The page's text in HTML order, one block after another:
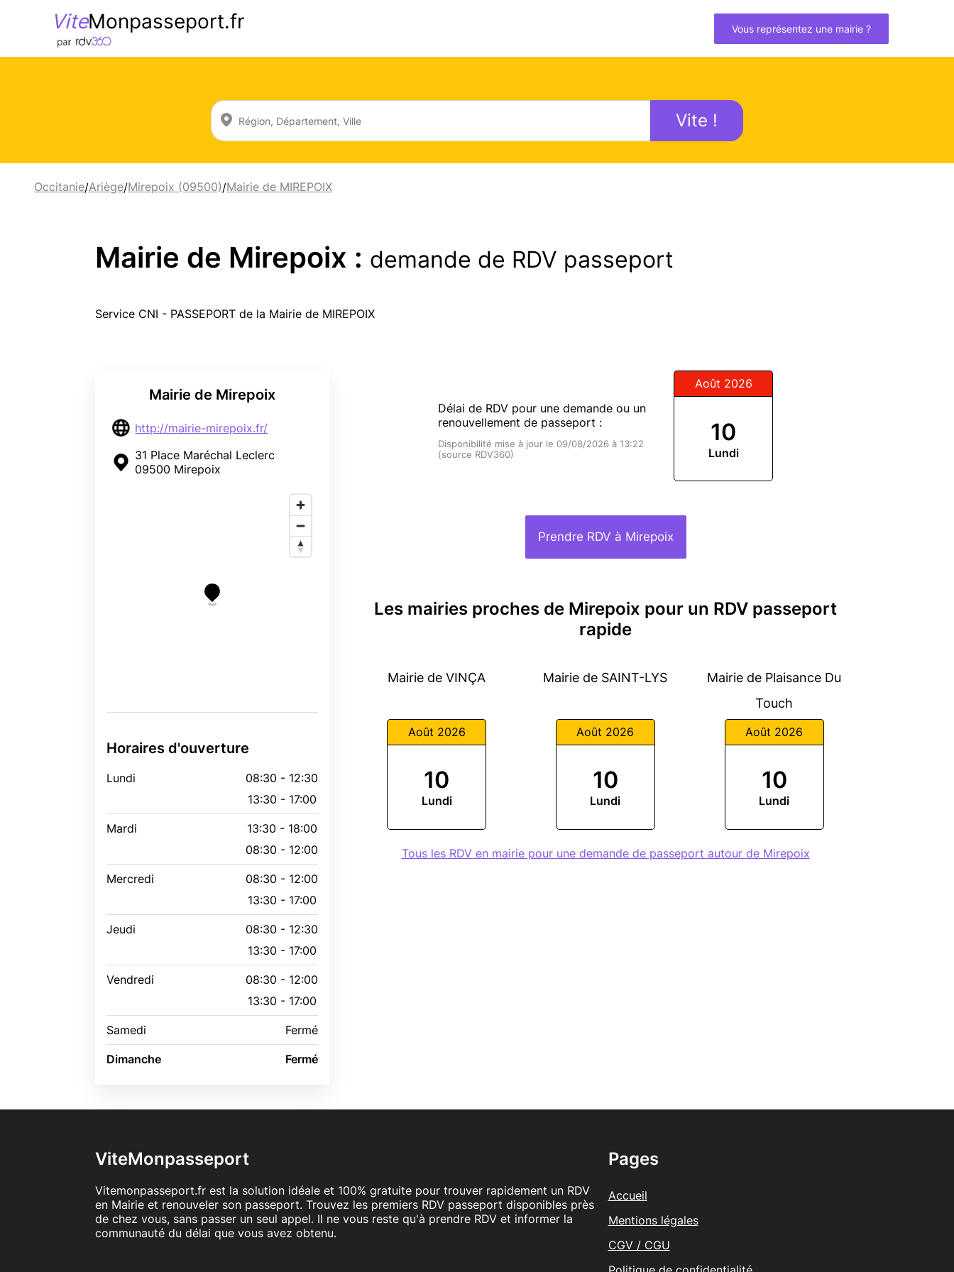
ViteMonpasseport.fr Vous représentez une mairie ?
Vite !
Occitanie/Ariège/Mirepoix (09500)/Mairie de MIREPOIX
Mairie de Mirepoix : demande de RDV passeport
Service CNI - PASSEPORT de la Mairie de MIREPOIX
Mairie de Mirepoix
http://mairie-mirepoix.fr/
31 Place Maréchal Leclerc
09500 Mirepoix
Horaires d'ouverture
Lundi
08:30 - 12:30
13:30 - 17:00
Mardi
13:30 - 18:00
08:30 - 12:00
Mercredi
08:30 - 12:00
13:30 - 17:00
Jeudi
08:30 - 12:30
13:30 - 17:00
Vendredi
08:30 - 12:00
13:30 - 17:00
Samedi Fermé
Dimanche Fermé
Délai de RDV pour une demande ou un
renouvellement de passeport :
Disponibilité mise à jour le 09/08/2026 à 13:22
(source RDV360)
Août 2026
10
Lundi
Prendre RDV à Mirepoix
Les mairies proches de Mirepoix pour un RDV passeport
rapide
Mairie de VINÇA
Août 2026
10
Lundi
Mairie de SAINT-LYS
Août 2026
10
Lundi
Mairie de Plaisance Du
Touch
Août 2026
10
Lundi
Tous les RDV en mairie pour une demande de passeport autour de Mirepoix
ViteMonpasseport
Vitemonpasseport.fr est la solution idéale et 100% gratuite pour trouver rapidement un RDV
en Mairie et renouveler son passeport. Trouvez les premiers RDV passeport disponibles près
de chez vous, sans passer un seul appel. Il ne vous reste qu'à prendre RDV et informer la
communauté du délai que vous avez obtenu.
Pages
Accueil
Mentions légales
CGV / CGU